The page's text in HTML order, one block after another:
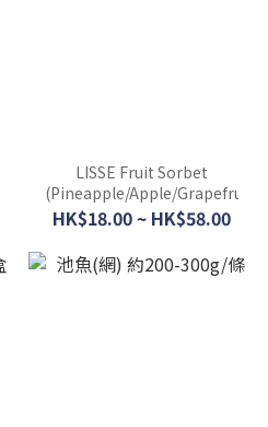
LISSE Fruit Sorbet
(Pineapple/Apple/Grapefruit/
HK$18.00 ~ HK$58.00